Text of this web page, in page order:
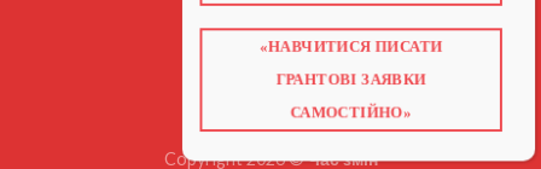
НАВЧАННЯ
КНИГИ
ВІДЕО ПРО ГРАНТИ
Copyright 2026 ©Час змін
«НАВЧИТИСЯ ПИСАТИ
ГРАНТОВІ ЗАЯВКИ
САМОСТІЙНО»